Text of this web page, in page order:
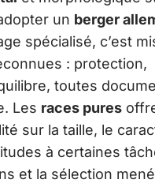
un berger
spécialisé, c’est
: protection,
toutes
Les races pures
sur la taille, le
à certaines
et la sélection